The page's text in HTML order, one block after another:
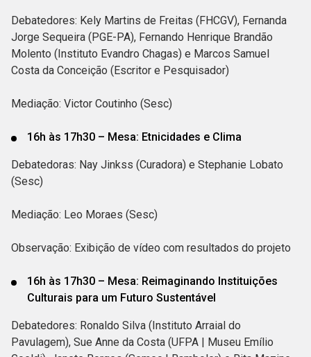
Debatedores: Kely Martins de Freitas (FHCGV), Fernanda
Jorge Sequeira (PGE-PA), Fernando Henrique Brandão
Molento (Instituto Evandro Chagas) e Marcos Samuel
Costa da Conceição (Escritor e Pesquisador)
Mediação: Victor Coutinho (Sesc)
16h às 17h30 – Mesa: Etnicidades e Clima
Debatedoras: Nay Jinkss (Curadora) e Stephanie Lobato
(Sesc)
Mediação: Leo Moraes (Sesc)
Observação: Exibição de vídeo com resultados do projeto
16h às 17h30 – Mesa: Reimaginando Instituições
Culturais para um Futuro Sustentável
Debatedores: Ronaldo Silva (Instituto Arraial do
Pavulagem), Sue Anne da Costa (UFPA | Museu Emílio